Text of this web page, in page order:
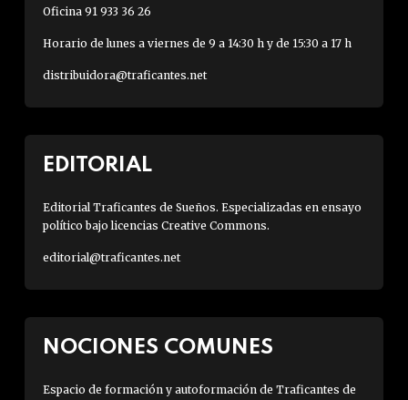
Oficina 91 933 36 26
Horario de lunes a viernes de 9 a 14:30 h y de 15:30 a 17 h
distribuidora@traficantes.net
EDITORIAL
Editorial Traficantes de Sueños. Especializadas en ensayo
político bajo licencias Creative Commons.
editorial@traficantes.net
NOCIONES COMUNES
Espacio de formación y autoformación de Traficantes de